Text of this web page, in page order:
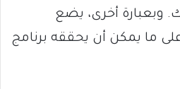
وبعبارة أخرى، يضع
ما يمكن أن يحققه برنامج